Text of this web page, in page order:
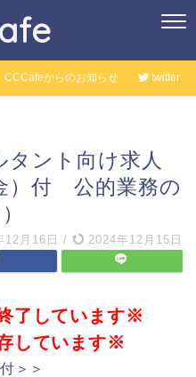
CCCafeからのお知らせ twitter
タント向け求人
）付 公的業務の
12月16日 / 2024年12月15日
了しています※
しています※
＞＞